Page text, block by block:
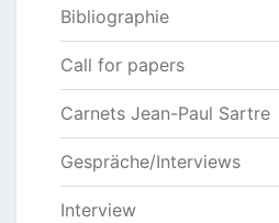
Bibliographie
Call for papers
Carnets Jean-Paul Sartre
Gespräche/Interviews
Interview